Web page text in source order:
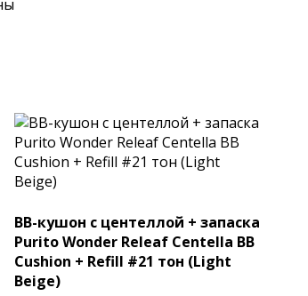
BB-кушон с центеллой + запаска
Purito Wonder Releaf Centella BB
Cushion + Refill #21 тон (Light
Beige)